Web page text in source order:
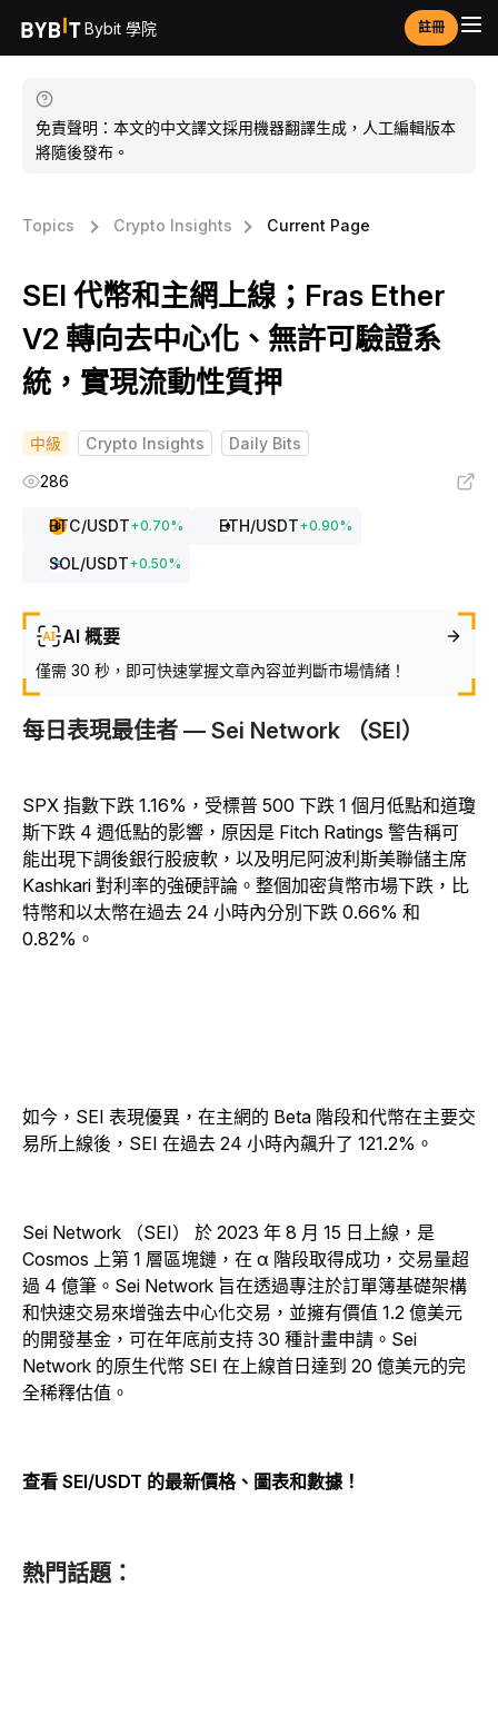
Bybit 學院 註冊
免責聲明：本文的中文譯文採用機器翻譯生成，人工編輯版本
將隨後發布。
Topics Crypto Insights Current Page
SEI 代幣和主網上線；Fras Ether
V2 轉向去中心化、無許可驗證系
統，實現流動性質押
中級 Crypto Insights
Daily Bits
286
BTC/USDT+0.70% ETH/USDT+0.90%
SOL/USDT+0.50%
AI 概要
僅需 30 秒，即可快速掌握文章內容並判斷市場情緒！
每日表現最佳者 — Sei Network （SEI）
SPX 指數下跌 1.16%，受標普 500 下跌 1 個月低點和道瓊
斯下跌 4 週低點的影響，原因是 Fitch Ratings 警告稱可
能出現下調後銀行股疲軟，以及明尼阿波利斯美聯儲主席
Kashkari 對利率的強硬評論。整個加密貨幣市場下跌，比
特幣和以太幣在過去 24 小時內分別下跌 0.66% 和
0.82%。
如今，SEI 表現優異，在主網的 Beta 階段和代幣在主要交
易所上線後，SEI 在過去 24 小時內飆升了 121.2%。
Sei Network （SEI） 於 2023 年 8 月 15 日上線，是
Cosmos 上第 1 層區塊鏈，在 α 階段取得成功，交易量超
過 4 億筆。Sei Network 旨在透過專注於訂單簿基礎架構
和快速交易來增強去中心化交易，並擁有價值 1.2 億美元
的開發基金，可在年底前支持 30 種計畫申請。Sei
Network 的原生代幣 SEI 在上線首日達到 20 億美元的完
全稀釋估值。
查看 SEI/USDT 的最新價格、圖表和數據！
熱門話題：